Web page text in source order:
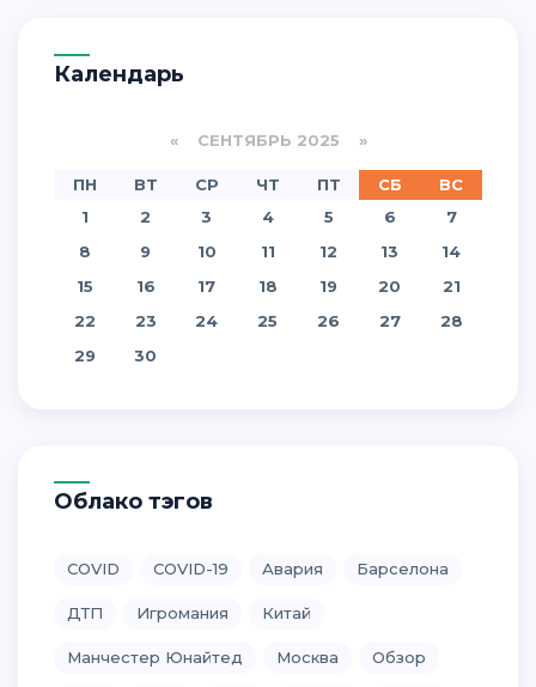
Календарь
«СЕНТЯБРЬ 2025 »
ПН ВТ СР ЧТ ПТ СБ
ВС
1
2 3 4 5 6
7
8
9 10 11 12 13
14
15
16 17 18 19 20
21
22
23 24 25 26 27
28
29
30
Облако тэгов
COVID COVID-19 Авария Барселона
ДТП Игромания Китай
Манчестер Юнайтед Москва Обзор